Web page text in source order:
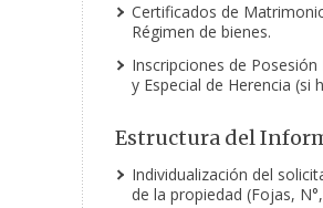
Certificados de
Régimen de bienes.
Inscripciones de Posesión
y Especial de Herencia (si
Estructura del
Individualización del
de la propiedad (Fojas,